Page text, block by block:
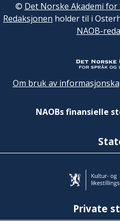
© Det Norske Akademi
Redaksjonen holder til i
NAOB-
Om bruk av
NAOBs finansielle
Private